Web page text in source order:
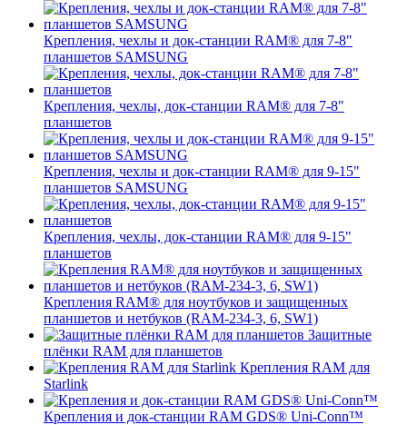
Крепления, чехлы и док-станции RAM® для 7-8"
планшетов SAMSUNG
Крепления, чехлы, док-станции RAM® для 7-8"
планшетов
Крепления, чехлы и док-станции RAM® для 9-15"
планшетов SAMSUNG
Крепления, чехлы, док-станции RAM® для 9-15"
планшетов
Крепления RAM® для ноутбуков и защищенных
планшетов и нетбуков (RAM-234-3, 6, SW1)
Защитные
плёнки RAM для планшетов
Крепления RAM для
Starlink
Крепления и док-станции RAM GDS® Uni-Conn™